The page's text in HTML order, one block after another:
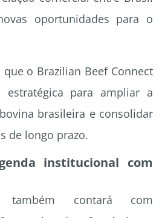
oportunidades para o
o Brazilian Beef Connect
estratégica para ampliar a
brasileira e consolidar
de longo prazo.
institucional com
também contará com